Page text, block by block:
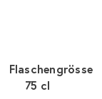
Flaschengrösse
75 cl